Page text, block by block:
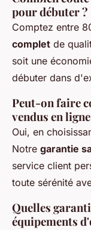
pour débuter ?
Comptez entre
complet de
soit une
débuter dans
Peut-on faire
vendus en
Oui, en
Notre garantie
service client
toute sérénité
Quelles
équipements